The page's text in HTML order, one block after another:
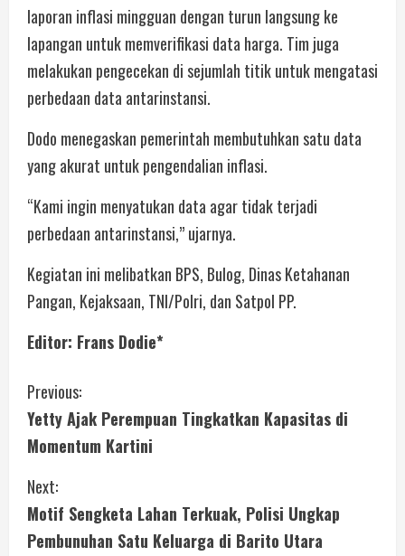
laporan inflasi mingguan dengan turun langsung ke
lapangan untuk memverifikasi data harga. Tim juga
melakukan pengecekan di sejumlah titik untuk mengatasi
perbedaan data antarinstansi.
Dodo menegaskan pemerintah membutuhkan satu data
yang akurat untuk pengendalian inflasi.
“Kami ingin menyatukan data agar tidak terjadi
perbedaan antarinstansi,” ujarnya.
Kegiatan ini melibatkan BPS, Bulog, Dinas Ketahanan
Pangan, Kejaksaan, TNI/Polri, dan Satpol PP.
Editor: Frans Dodie*
Previous:
Yetty Ajak Perempuan Tingkatkan Kapasitas di
Momentum Kartini
Next:
Motif Sengketa Lahan Terkuak, Polisi Ungkap
Pembunuhan Satu Keluarga di Barito Utara